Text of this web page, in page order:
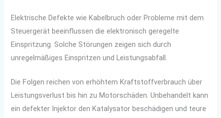
Elektrische Defekte wie Kabelbruch oder Probleme mit dem
Steuergerät beeinflussen die elektronisch geregelte
Einspritzung. Solche Störungen zeigen sich durch
unregelmäßiges Einspritzen und Leistungsabfall.
Die Folgen reichen von erhöhtem Kraftstoffverbrauch über
Leistungsverlust bis hin zu Motorschäden. Unbehandelt kann
ein defekter Injektor den Katalysator beschädigen und teure